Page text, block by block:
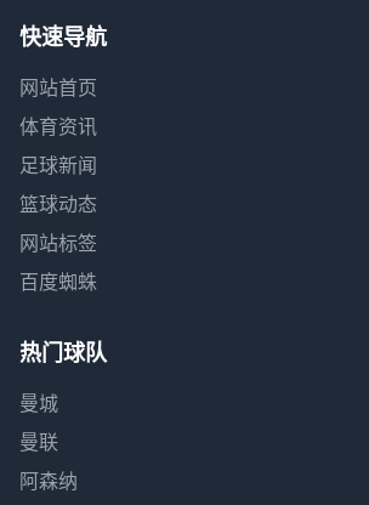
快速导航
网站首页
体育资讯
足球新闻
篮球动态
网站标签
百度蜘蛛
热门球队
曼城
曼联
阿森纳